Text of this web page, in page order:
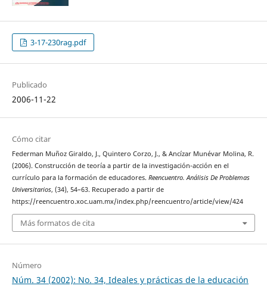
3-17-230rag.pdf
Publicado
2006-11-22
Cómo citar
Federman Muñoz Giraldo, J., Quintero Corzo, J., & Ancízar Munévar Molina, R.
(2006). Construcción de teoría a partir de la investigación-acción en el
currículo para la formación de educadores. Reencuentro. Análisis De Problemas
Universitarios, (34), 54–63. Recuperado a partir de
https://reencuentro.xoc.uam.mx/index.php/reencuentro/article/view/424
Más formatos de cita
Número
Núm. 34 (2002): No. 34, Ideales y prácticas de la educación